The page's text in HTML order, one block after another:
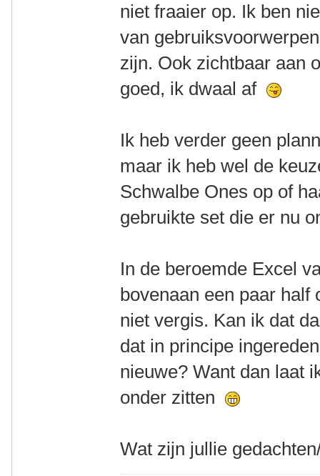
niet fraaier op. Ik ben
van
zijn. Ook zichtbaar aan
goed, ik dwaal af
Ik heb verder geen
maar ik heb wel de
Schwalbe Ones op of
gebruikte set die er nu
In de beroemde Excel
bovenaan een paar
niet vergis. Kan ik dat
dat in principe
nieuwe? Want dan laat
onder zitten
Wat zijn jullie